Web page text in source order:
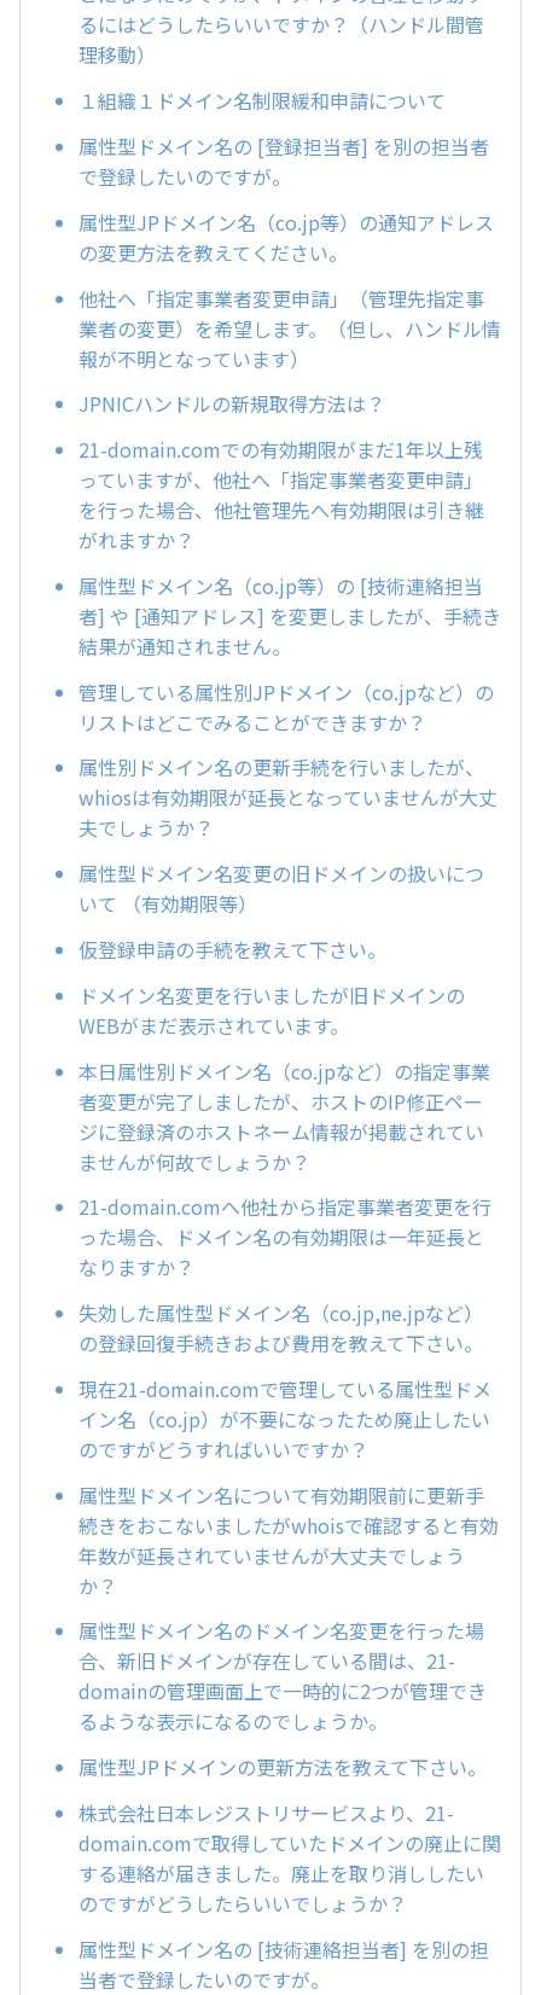
るにはどうしたらいいですか？（ハンドル間管
理移動）
１組織１ドメイン名制限緩和申請について
属性型ドメイン名の [登録担当者] を別の担当者
で登録したいのですが。
属性型JPドメイン名（co.jp等）の通知アドレス
の変更方法を教えてください。
他社へ「指定事業者変更申請」（管理先指定事
業者の変更）を希望します。（但し、ハンドル情
報が不明となっています）
JPNICハンドルの新規取得方法は？
21-domain.comでの有効期限がまだ1年以上残
っていますが、他社へ「指定事業者変更申請」
を行った場合、他社管理先へ有効期限は引き継
がれますか？
属性型ドメイン名（co.jp等）の [技術連絡担当
者] や [通知アドレス] を変更しましたが、手続き
結果が通知されません。
管理している属性別JPドメイン（co.jpなど）の
リストはどこでみることができますか？
属性別ドメイン名の更新手続を行いましたが、
whiosは有効期限が延長となっていませんが大丈
夫でしょうか？
属性型ドメイン名変更の旧ドメインの扱いにつ
いて （有効期限等）
仮登録申請の手続を教えて下さい。
ドメイン名変更を行いましたが旧ドメインの
WEBがまだ表示されています。
本日属性別ドメイン名（co.jpなど）の指定事業
者変更が完了しましたが、ホストのIP修正ペー
ジに登録済のホストネーム情報が掲載されてい
ませんが何故でしょうか？
21-domain.comへ他社から指定事業者変更を行
った場合、ドメイン名の有効期限は一年延長と
なりますか？
失効した属性型ドメイン名（co.jp,ne.jpなど）
の登録回復手続きおよび費用を教えて下さい。
現在21-domain.comで管理している属性型ドメ
イン名（co.jp）が不要になったため廃止したい
のですがどうすればいいですか？
属性型ドメイン名について有効期限前に更新手
続きをおこないましたがwhoisで確認すると有効
年数が延長されていませんが大丈夫でしょう
か？
属性型ドメイン名のドメイン名変更を行った場
合、新旧ドメインが存在している間は、21-
domainの管理画面上で一時的に2つが管理でき
るような表示になるのでしょうか。
属性型JPドメインの更新方法を教えて下さい。
株式会社日本レジストリサービスより、21-
domain.comで取得していたドメインの廃止に関
する連絡が届きました。廃止を取り消ししたい
のですがどうしたらいいでしょうか？
属性型ドメイン名の [技術連絡担当者] を別の担
当者で登録したいのですが。